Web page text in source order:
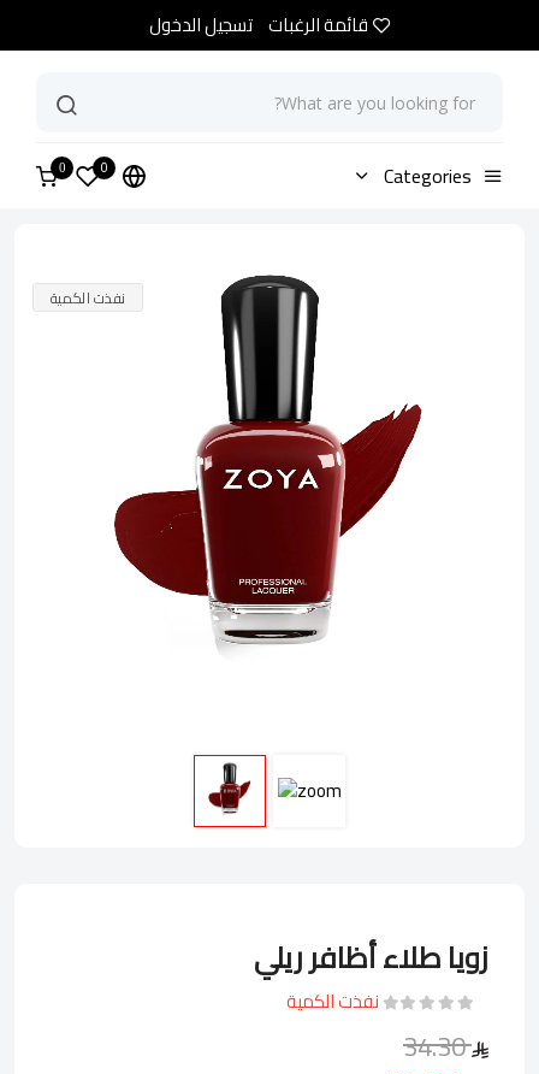
قائمة الرغبات تسجيل الدخول
Categories
0
0 الرئيسية زويا طلاء أظافر ريلي
نفذت الكمية
زويا طلاء أظافر ريلي
نفذت الكمية
34.30